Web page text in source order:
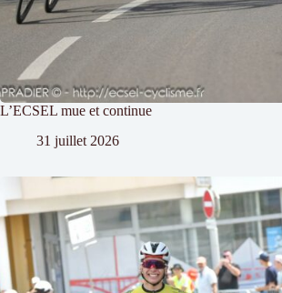
L’ECSEL mue et continue
31 juillet 2026